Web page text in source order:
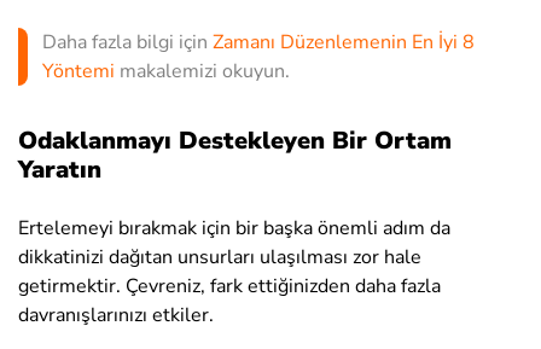
Daha fazla bilgi için Zamanı Düzenlemenin En İyi 8
Yöntemi makalemizi okuyun.
Odaklanmayı Destekleyen Bir Ortam
Yaratın
Ertelemeyi bırakmak için bir başka önemli adım da
dikkatinizi dağıtan unsurları ulaşılması zor hale
getirmektir. Çevreniz, fark ettiğinizden daha fazla
davranışlarınızı etkiler.